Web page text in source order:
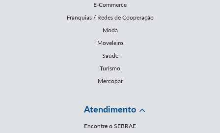
E-Commerce
Franquias / Redes de Cooperação
Moda
Moveleiro
Saúde
Turismo
Mercopar
Atendimento
Encontre o SEBRAE